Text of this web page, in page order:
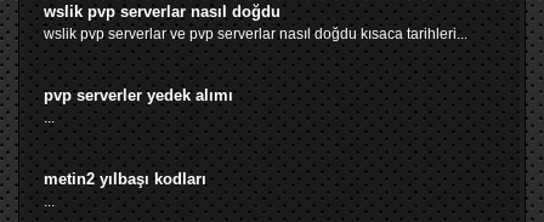
wslik pvp serverlar nasıl doğdu
wslik pvp serverlar ve pvp serverlar nasıl doğdu kısaca tarihleri...
pvp serverler yedek alımı
...
metin2 yılbaşı kodları
...